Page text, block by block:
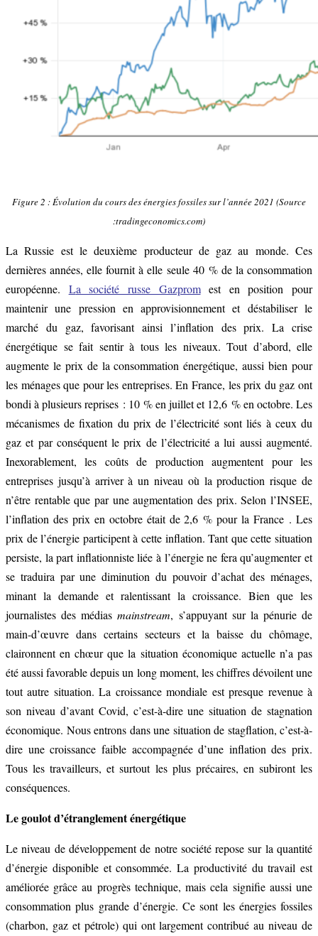
Figure 2 : Évolution du cours des énergies fossiles sur l’année 2021 (Source
:tradingeconomics.com)
La Russie est le deuxième producteur de gaz au monde. Ces
dernières années, elle fournit à elle seule 40 % de la consommation
européenne. La société russe Gazpromest en position pour
maintenir une pression en approvisionnement et déstabiliser le
marché du gaz, favorisant ainsi l’inflation des prix. La crise
énergétique se fait sentir à tous les niveaux. Tout d’abord, elle
augmente le prix de la consommation énergétique, aussi bien pour
les ménages que pour les entreprises. En France, les prix du gaz ont
bondi à plusieurs reprises : 10 % en juillet et 12,6 % en octobre. Les
mécanismes de fixation du prix de l’électricité sont liés à ceux du
gaz et par conséquent le prix de l’électricité a lui aussi augmenté.
Inexorablement, les coûts de production augmentent pour les
entreprises jusqu’à arriver à un niveau où la production risque de
n’être rentable que par une augmentation des prix. Selon l’INSEE,
l’inflation des prix en octobre était de 2,6 % pour la France . Les
prix de l’énergie participent à cette inflation. Tant que cette situation
persiste, la part inflationniste liée à l’énergie ne fera qu’augmenter et
se traduira par une diminution du pouvoir d’achat des ménages,
minant la demande et ralentissant la croissance. Bien que les
journalistes des médiasmainstream, s’appuyant sur la pénurie de
main-d’œuvre dans certains secteurs et la baisse du chômage,
claironnent en chœur que la situation économique actuelle n’a pas
été aussi favorable depuis un long moment, les chiffres dévoilent une
tout autre situation. La croissance mondiale est presque revenue à
son niveau d’avant Covid, c’est-à-dire une situation de stagnation
économique. Nous entrons dans une situation de stagflation, c’est-à-
dire une croissance faible accompagnée d’une inflation des prix.
Tous les travailleurs, et surtout les plus précaires, en subiront les
conséquences.
Le goulot d’étranglement énergétique
Le niveau de développement de notre société repose sur la quantité
d’énergie disponible et consommée. La productivité du travail est
améliorée grâce au progrès technique, mais cela signifie aussi une
consommation plus grande d’énergie. Ce sont les énergies fossiles
(charbon, gaz et pétrole) qui ont largement contribué au niveau de